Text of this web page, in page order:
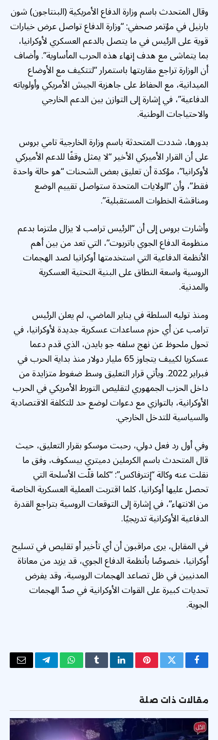
وقال المتحدث باسم وزارة الدفاع الأمريكية (البنتاجون) شون
بارنيل في مؤتمر صحفي: “وزارة الدفاع تواصل عرض خيارات
قوية على الرئيس في ما يتصل بالدعم العسكري لأوكرانيا،
بما يتماشى مع هدف إنهاء هذه الحرب المأساوية”. وأضاف
أن الوزارة تراجع مقاربتها باستمرار “لتتكيف مع الأوضاع
الميدانية، مع الحفاظ على جاهزية الجيش الأمريكي وأولوياته
الدفاعية”، في إشارة إلى التوازن بين الدعم الخارجي
والاحتياجات الوطنية.
بدورها، شددت المتحدثة باسم وزارة الخارجية تامي بروس
على أن القرار الأميركي الأخير “لا يمثل وقفًا للدعم الأميركي
لأوكرانيا”، مؤكدة أن تعليق بعض الشحنات “هو حالة واحدة
فقط”، وأن “الولايات المتحدة ستواصل تقييم الوضع
ومناقشة الخطوات المستقبلية”.
وأشارت بروس إلى أن “الرئيس ترامب لا يزال ملتزما بدعم
منظومة الدفاع الجوي باتريوت”، التي تعد من بين أهم
الأنظمة الدفاعية التي استخدمتها أوكرانيا لصد الهجمات
الروسية واسعة النطاق على البنية التحتية العسكرية
والمدنية.
ومنذ توليه السلطة في يناير الماضي، لم يعلن الرئيس
ترامب عن أي حزم مساعدات عسكرية جديدة لأوكرانيا، في
تحول ملحوظ عن نهج سلفه جو بايدن، الذي قدم دعما
عسكريا لكييف يتجاوز 65 مليار دولار منذ بداية الحرب في
فبراير 2022. ويأتي قرار التعليق وسط ضغوط متزايدة من
داخل الحزب الجمهوري لتقليص التورط الأمريكي في الحرب
الأوكرانية، بالتوازي مع دعوات لوضع حد للتكلفة الاقتصادية
والسياسية للتدخل الخارجي.
وفي أول رد فعل دولي، رحبت موسكو بقرار التعليق، حيث
قال المتحدث باسم الكرملين دميتري بيسكوف، وفق ما
نقلت عنه وكالة “إنترفاكس”: “كلما قلّت الأسلحة التي
تحصل عليها أوكرانيا، كلما اقتربت العملية العسكرية الخاصة
من الانتهاء”، في إشارة إلى التوقعات الروسية بتراجع القدرة
الدفاعية الأوكرانية تدريجيًا.
في المقابل، يرى مراقبون أن أي تأخير أو تقليص في تسليح
أوكرانيا، خصوصًا بأنظمة الدفاع الجوي، قد يزيد من معاناة
المدنيين في ظل تصاعد الهجمات الروسية، وقد يفرض
تحديات كبيرة على القوات الأوكرانية في صدّ الهجمات
الجوية.
فيسبوكتويتر بينتيريستلينكدإنTumblrواتسابتيلقرامالبريد
مقالات ذات صلة